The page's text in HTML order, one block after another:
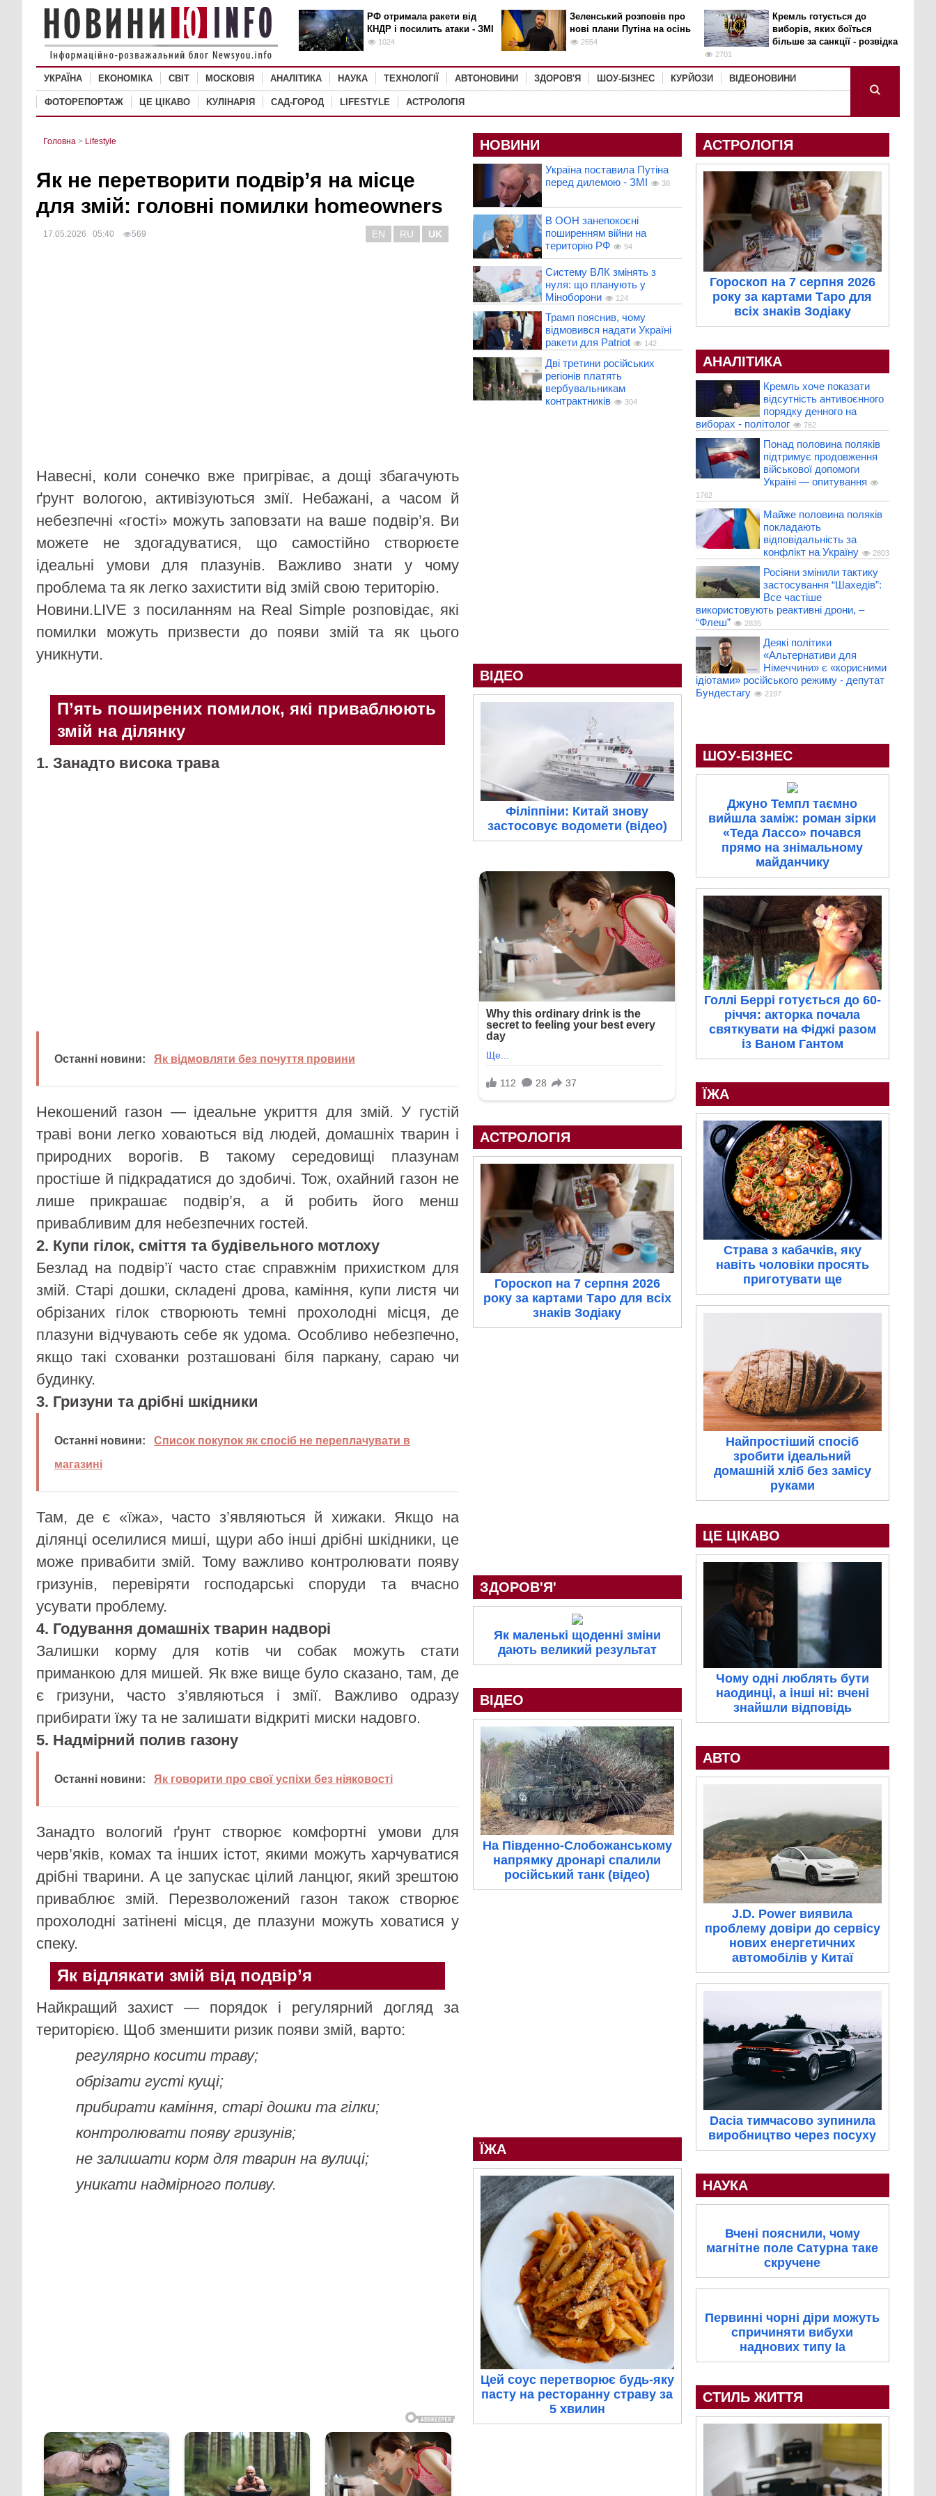
РФ отримала ракети від
КНДР і посилить атаки - ЗМІ
1024
Зеленський розповів про
нові плани Путіна на осінь
2654
Кремль готується до
виборів, яких боїться
більше за санкції - розвідка
2701
УКРАЇНА ЕКОНОМІКА СВІТ MОСКОВІЯ АНАЛІТИКА НАУКА ТЕХНОЛОГІЇ АВТОНОВИНИ ЗДОРОВ'Я ШОУ-БІЗНЕС КУРЙОЗИ ВІДЕОНОВИНИ
ФОТОРЕПОРТАЖ ЦЕ ЦІКАВО KУЛІНАРІЯ САД-ГОРОД LIFESTYLE АСТРОЛОГІЯ
Головна > Lifestyle
Як не перетворити подвір’я на місце
для змій: головні помилки homeowners
17.05.2026 05:40 569 EN RU UK
Навесні, коли сонечко вже пригріває, а дощі збагачують
ґрунт вологою, активізуються змії. Небажані, а часом й
небезпечні «гості» можуть заповзати на ваше подвір’я. Ви
можете не здогадуватися, що самостійно створюєте
ідеальні умови для плазунів. Важливо знати у чому
проблема та як легко захистити від змій свою територію.
Новини.LIVE з посиланням на Real Simple розповідає, які
помилки можуть призвести до появи змій та як цього
уникнути.
П’ять поширених помилок, які приваблюють
змій на ділянку
1. Занадто висока трава
Останні новини: Як відмовляти без почуття провини
Некошений газон — ідеальне укриття для змій. У густій
траві вони легко ховаються від людей, домашніх тварин і
природних ворогів. В такому середовищі плазунам
простіше й підкрадатися до здобичі. Тож, охайний газон не
лише прикрашає подвір’я, а й робить його менш
привабливим для небезпечних гостей.
2. Купи гілок, сміття та будівельного мотлоху
Безлад на подвір’ї часто стає справжнім прихистком для
змій. Старі дошки, складені дрова, каміння, купи листя чи
обрізаних гілок створюють темні прохолодні місця, де
плазуни відчувають себе як удома. Особливо небезпечно,
якщо такі схованки розташовані біля паркану, сараю чи
будинку.
3. Гризуни та дрібні шкідники
Останні новини:
Список покупок як спосіб не переплачувати в
магазині
Там, де є «їжа», часто з’являються й хижаки. Якщо на
ділянці оселилися миші, щури або інші дрібні шкідники, це
може привабити змій. Тому важливо контролювати появу
гризунів, перевіряти господарські споруди та вчасно
усувати проблему.
4. Годування домашніх тварин надворі
Залишки корму для котів чи собак можуть стати
приманкою для мишей. Як вже вище було сказано, там, де
є гризуни, часто з’являються і змії. Важливо одразу
прибирати їжу та не залишати відкриті миски надовго.
5. Надмірний полив газону
Останні новини: Як говорити про свої успіхи без ніяковості
Занадто вологий ґрунт створює комфортні умови для
черв’яків, комах та інших істот, якими можуть харчуватися
дрібні тварини. А це запускає цілий ланцюг, який зрештою
приваблює змій. Перезволожений газон також створює
прохолодні затінені місця, де плазуни можуть ховатися у
спеку.
Як відлякати змій від подвір’я
Найкращий захист — порядок і регулярний догляд за
територією. Щоб зменшити ризик появи змій, варто:
регулярно косити траву;
обрізати густі кущі;
прибирати каміння, старі дошки та гілки;
контролювати появу гризунів;
не залишати корм для тварин на вулиці;
уникати надмірного поливу.
НОВИНИ
Україна поставила Путіна
перед дилемою - ЗМІ
38
В ООН занепокоєні
поширенням війни на
територію РФ
94
Систему ВЛК змінять з
нуля: що планують у
Міноборони
124
Трамп пояснив, чому
відмовився надати Україні
ракети для Patriot
142
Дві третини російських
регіонів платять
вербувальникам
контрактників
304
ВІДЕО
Філіппіни: Китай знову
застосовує водомети (відео)
АСТРОЛОГІЯ
Гороскоп на 7 серпня 2026
року за картами Таро для всіх
знаків Зодіаку
ЗДОРОВ'Я'
Як маленькі щоденні зміни
дають великий результат
ВІДЕО
На Південно-Слобожанському
напрямку дронарі спалили
російський танк (відео)
ЇЖА
Цей соус перетворює будь-яку
пасту на ресторанну страву за
5 хвилин
АСТРОЛОГІЯ
Гороскоп на 7 серпня 2026
року за картами Таро для
всіх знаків Зодіаку
АНАЛІТИКА
Кремль хоче показати
відсутність антивоєнного
порядку денного на
виборах - політолог
762
Понад половина поляків
підтримує продовження
військової допомоги
Україні — опитування
1762
Майже половина поляків
покладають
відповідальність за
конфлікт на Україну
2803
Росіяни змінили тактику
застосування “Шахедів”:
Все частіше
використовують реактивні дрони, –
“Флеш”
2835
Деякі політики
«Альтернативи для
Німеччини» є «корисними
ідіотами» російського режиму - депутат
Бундестагу
2197
ШОУ-БІЗНЕС
Джуно Темпл таємно
вийшла заміж: роман зірки
«Теда Лассо» почався
прямо на знімальному
майданчику
Голлі Беррі готується до 60-
річчя: акторка почала
святкувати на Фіджі разом
із Ваном Гантом
ЇЖА
Страва з кабачків, яку
навіть чоловіки просять
приготувати ще
Найпростіший спосіб
зробити ідеальний
домашній хліб без замісу
руками
ЦЕ ЦІКАВО
Чому одні люблять бути
наодинці, а інші ні: вчені
знайшли відповідь
АВТО
J.D. Power виявила
проблему довіри до сервісу
нових енергетичних
автомобілів у Китаї
Dacia тимчасово зупинила
виробництво через посуху
НАУКА
Вчені пояснили, чому
магнітне поле Сатурна таке
скручене
Первинні чорні діри можуть
спричиняти вибухи
наднових типу Ia
СТИЛЬ ЖИТТЯ